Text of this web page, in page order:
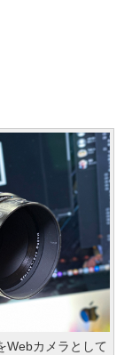
Webカメラとして